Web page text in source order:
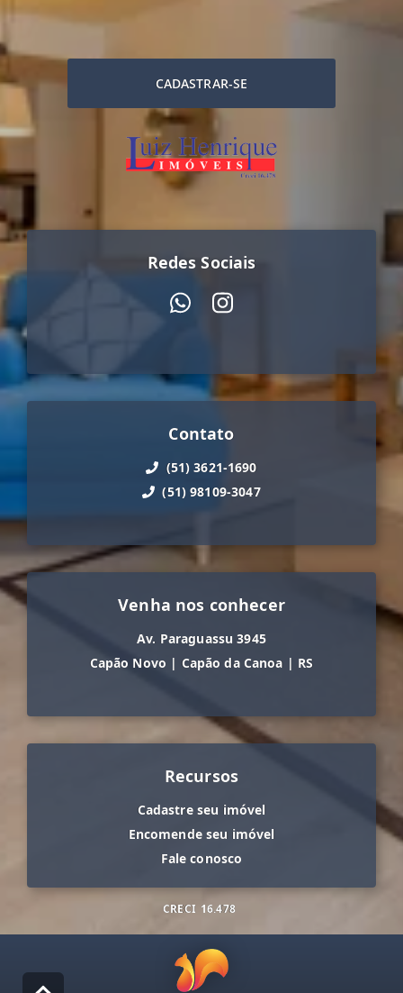
CADASTRAR-SE
Redes Sociais
Contato
(51) 3621-1690
(51) 98109-3047
Venha nos conhecer
Av. Paraguassu 3945
Capão Novo | Capão da Canoa | RS
Recursos
Cadastre seu imóvel
Encomende seu imóvel
Fale conosco
CRECI 16.478